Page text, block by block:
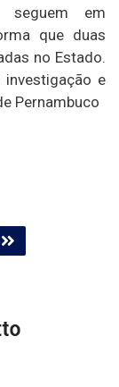
seguem em
que duas
no Estado.
e
Pernambuco